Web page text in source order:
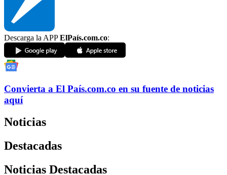
Descarga la APPElPaís.com.co:
Convierta a El País.com.co en su fuente de noticias
aquí
Noticias
Destacadas
Noticias Destacadas